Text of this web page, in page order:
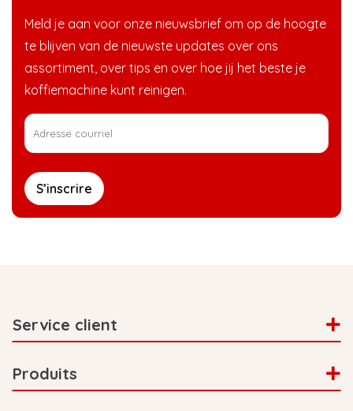
Meld je aan voor onze nieuwsbrief om op de hoogte
te blijven van de nieuwste updates over ons
assortiment, over tips en over hoe jij het beste je
koffiemachine kunt reinigen.
S’inscrire
Service client
Produits